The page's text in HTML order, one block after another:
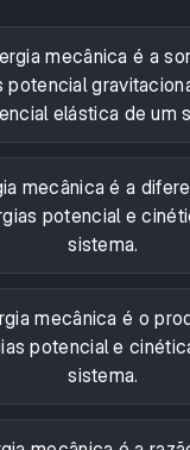
mecânica é a
potencial
elástica de um
mecânica é a
potencial e
sistema.
mecânica é o
potencial e
sistema.